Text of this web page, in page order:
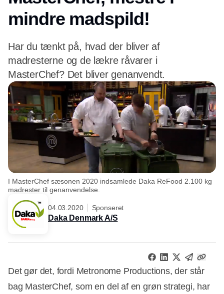
mindre madspild!
Har du tænkt på, hvad der bliver af
madresterne og de lækre råvarer i
MasterChef? Det bliver genanvendt.
I MasterChef sæsonen 2020 indsamlede Daka ReFood 2.100 kg
madrester til genanvendelse.
04.03.2020 Sponseret
Daka Denmark A/S
Det gør det, fordi Metronome Productions, der står
bag MasterChef, som en del af en grøn strategi, har